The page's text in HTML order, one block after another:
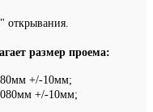
открывания.
размер проема:
+/-10мм;
+/-10мм;